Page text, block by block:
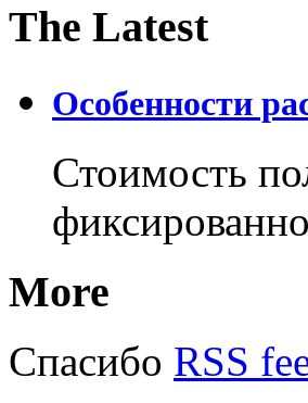
The Latest
Особенности
Стоимость
More
Спасибо RSS